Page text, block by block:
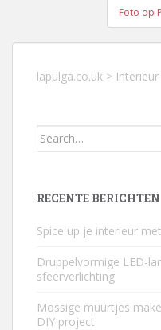
Foto op
lapulga.co.uk > Interieur
Search
RECENTE BERICHTEN
Spice up je interieur
Druppelvormige LED-
sfeerverlichting
Mossige muurtjes
DIY project